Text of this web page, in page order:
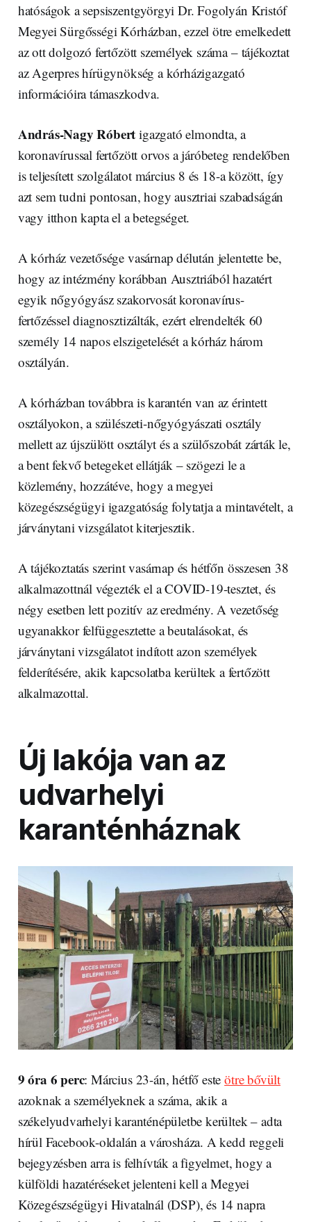
hatóságok a sepsiszentgyörgyi Dr. Fogolyán Kristóf
Megyei Sürgősségi Kórházban, ezzel ötre emelkedett
az ott dolgozó fertőzött személyek száma – tájékoztat
az Agerpres hírügynökség a kórházigazgató
információira támaszkodva.
András-Nagy Róbert igazgató elmondta, a
koronavírussal fertőzött orvos a járóbeteg rendelőben
is teljesített szolgálatot március 8 és 18-a között, így
azt sem tudni pontosan, hogy ausztriai szabadságán
vagy itthon kapta el a betegséget.
A kórház vezetősége vasárnap délután jelentette be,
hogy az intézmény korábban Ausztriából hazatért
egyik nőgyógyász szakorvosát koronavírus-
fertőzéssel diagnosztizálták, ezért elrendelték 60
személy 14 napos elszigetelését a kórház három
osztályán.
A kórházban továbbra is karantén van az érintett
osztályokon, a szülészeti-nőgyógyászati osztály
mellett az újszülött osztályt és a szülőszobát zárták le,
a bent fekvő betegeket ellátják – szögezi le a
közlemény, hozzátéve, hogy a megyei
közegészségügyi igazgatóság folytatja a mintavételt, a
járványtani vizsgálatot kiterjesztik.
A tájékoztatás szerint vasárnap és hétfőn összesen 38
alkalmazottnál végezték el a COVID-19-tesztet, és
négy esetben lett pozitív az eredmény. A vezetőség
ugyanakkor felfüggesztette a beutalásokat, és
járványtani vizsgálatot indított azon személyek
felderítésére, akik kapcsolatba kerültek a fertőzött
alkalmazottal.
Új lakója van az
udvarhelyi
karanténháznak
9 óra 6 perc: Március 23-án, hétfő esteötre bővült
azoknak a személyeknek a száma, akik a
székelyudvarhelyi karanténépületbe kerültek – adta
hírül Facebook-oldalán a városháza. A kedd reggeli
bejegyzésben arra is felhívták a figyelmet, hogy a
külföldi hazatéréseket jelenteni kell a Megyei
Közegészségügyi Hivatalnál (DSP), és 14 napra